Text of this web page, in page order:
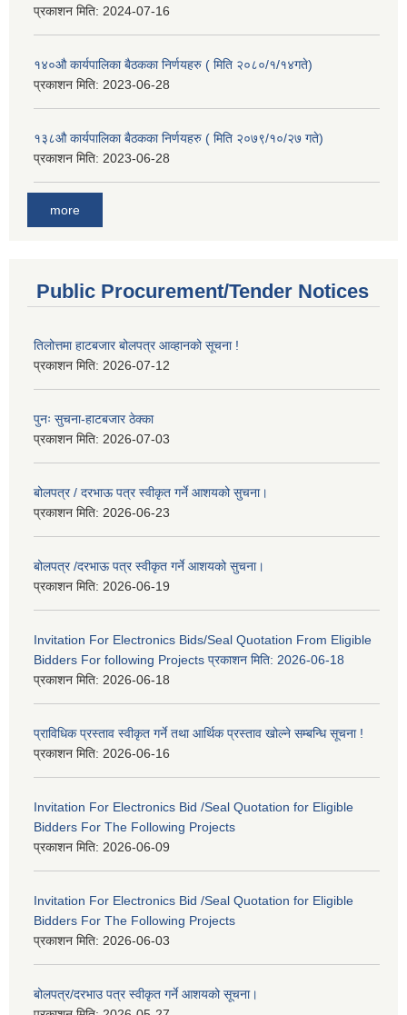
प्रकाशन मिति: 2024-07-16
१४०औ कार्यपालिका बैठकका निर्णयहरु ( मिति २०८०/१/१४गते)
प्रकाशन मिति: 2023-06-28
१३८औ कार्यपालिका बैठकका निर्णयहरु ( मिति २०७९/१०/२७ गते)
प्रकाशन मिति: 2023-06-28
more
Public Procurement/Tender Notices
तिलोत्तमा हाटबजार बोलपत्र आव्हानको सूचना !
प्रकाशन मिति: 2026-07-12
पुनः सुचना-हाटबजार ठेक्का
प्रकाशन मिति: 2026-07-03
बोलपत्र / दरभाऊ पत्र स्वीकृत गर्ने आशयको सुचना।
प्रकाशन मिति: 2026-06-23
बोलपत्र /दरभाऊ पत्र स्वीकृत गर्ने आशयको सुचना।
प्रकाशन मिति: 2026-06-19
Invitation For Electronics Bids/Seal Quotation From Eligible
Bidders For following Projects प्रकाशन मिति: 2026-06-18
प्रकाशन मिति: 2026-06-18
प्राविधिक प्रस्ताव स्वीकृत गर्ने तथा आर्थिक प्रस्ताव खोल्ने सम्बन्धि सूचना !
प्रकाशन मिति: 2026-06-16
Invitation For Electronics Bid /Seal Quotation for Eligible
Bidders For The Following Projects
प्रकाशन मिति: 2026-06-09
Invitation For Electronics Bid /Seal Quotation for Eligible
Bidders For The Following Projects
प्रकाशन मिति: 2026-06-03
बोलपत्र/दरभाउ पत्र स्वीकृत गर्ने आशयको सूचना।